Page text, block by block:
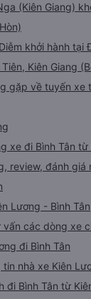
(Kiên Giang)
khởi hành tại
Kiên Giang
gặp về tuyến xe
xe đi Bình Tân từ
review, đánh giá
Lương - Bình Tân
vấn các dòng xe
đi Bình Tân
nhà xe Kiên
đi Bình Tân từ